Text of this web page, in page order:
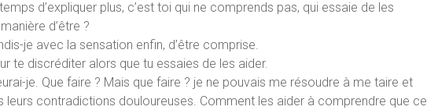
d’expliquer plus, c’est toi qui ne comprends pas, qui essaie de les
d’être ?
je avec la sensation enfin, d’être comprise.
te discréditer alors que tu essaies de les aider.
je. Que faire ? Mais que faire ? je ne pouvais me résoudre à me taire et
leurs contradictions douloureuses. Comment les aider à comprendre que ce